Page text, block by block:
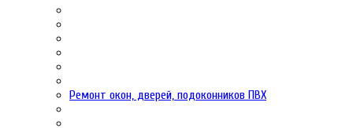
Ремонт окон, дверей, подоконников ПВХ